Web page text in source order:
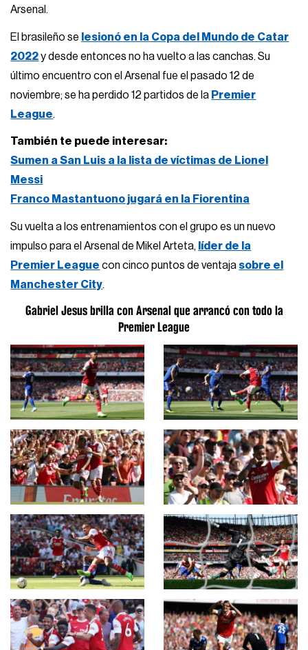
Arsenal.
El brasileño se lesionó en la Copa del Mundo de Catar
2022y desde entonces no ha vuelto a las canchas. Su
último encuentro con el Arsenal fue el pasado 12 de
noviembre; se ha perdido 12 partidos de la Premier
League.
También te puede interesar:
Sumen a San Luis a la lista de víctimas de Lionel
Messi
Franco Mastantuono jugará en la Fiorentina
Su vuelta a los entrenamientos con el grupo es un nuevo
impulso para el Arsenal de Mikel Arteta, líder de la
Premier League con cinco puntos de ventaja sobre el
Manchester City.
Gabriel Jesus brilla con Arsenal que arrancó con todo la
Premier League